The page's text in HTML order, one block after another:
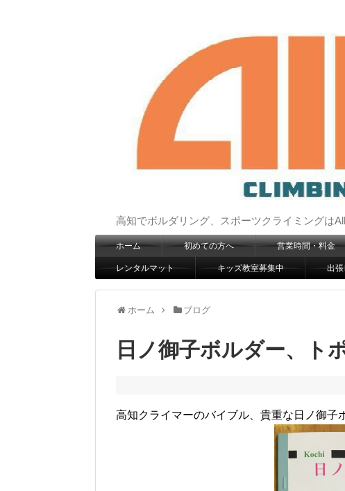
高知でボルダリング、スポーツクライミングは
ホーム 初めての方へ 営業時間・料金
レンタルマット キッズ教室募集中 出
ホーム ブログ
日ノ御子ボルダー、ト
高知クライマーのバイブル、貴重な日ノ御子